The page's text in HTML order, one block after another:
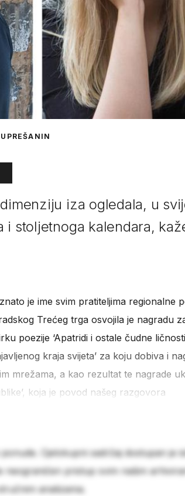
iza ogledala, u
i stoljetnoga kalendara,
je ime svim pratiteljima regionalne
Trećeg trga osvojila je nagradu
poezije ‘Apatridi i ostale čudne
kraja svijeta’ za koju dobiva i
mrežama, a kao rezultat te nagrade
koja je povod našeg razgovora
Cjelokupni sadržaj dostupan je
pristup svim našim
analizama.